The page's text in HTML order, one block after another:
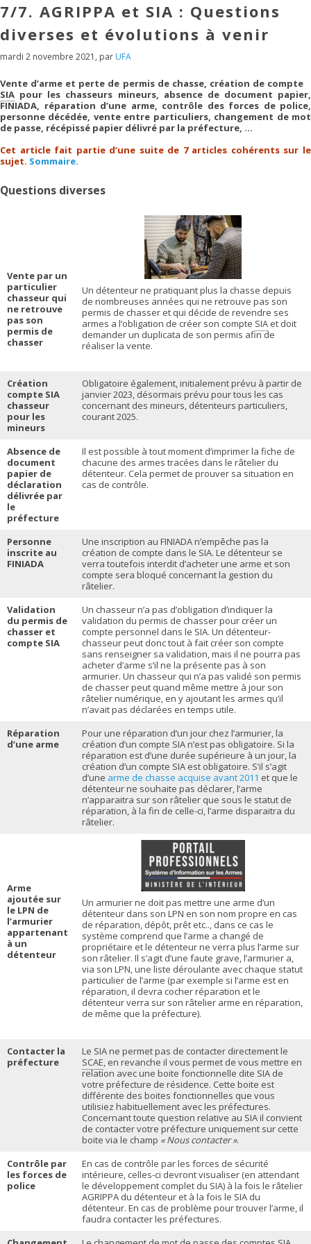
7/7. AGRIPPA et SIA : Questions
diverses et évolutions à venir
mardi 2 novembre 2021 , par UFA
Vente d’arme et perte de permis de chasse, création de compte
SIA pour les chasseurs mineurs, absence de document papier,
FINIADA, réparation d’une arme, contrôle des forces de police,
personne décédée, vente entre particuliers, changement de mot
de passe, récépissé papier délivré par la préfecture, …
Cet article fait partie d’une suite de 7 articles cohérents sur le
sujet. Sommaire.
Questions diverses
Vente par un
particulier
chasseur qui
ne retrouve
pas son
permis de
chasser
Un détenteur ne pratiquant plus la chasse depuis
de nombreuses années qui ne retrouve pas son
permis de chasser et qui décide de revendre ses
armes a l’obligation de créer son compte SIAet doit
demander un duplicata de son permis afin de
réaliser la vente.
Création
compte SIA
chasseur
pour les
mineurs
Obligatoire également, initialement prévu à partir de
janvier 2023, désormais prévu pour tous les cas
concernant des mineurs, détenteurs particuliers,
courant 2025.
Absence de
document
papier de
déclaration
délivrée par
le
préfecture
Il est possible à tout moment d’imprimer la fiche de
chacune des armes tracées dans le râtelier du
détenteur. Cela permet de prouver sa situation en
cas de contrôle.
Personne
inscrite au
FINIADA
Une inscription au FINIADA n’empêche pas la
création de compte dans le SIA. Le détenteur se
verra toutefois interdit d’acheter une arme et son
compte sera bloqué concernant la gestion du
râtelier.
Validation
du permis de
chasser et
compte SIA
Un chasseur n’a pas d’obligation d’indiquer la
validation du permis de chasser pour créer un
compte personnel dans le SIA. Un détenteur-
chasseur peut donc tout à fait créer son compte
sans renseigner sa validation, mais il ne pourra pas
acheter d’arme s’il ne la présente pas à son
armurier. Un chasseur qui n’a pas validé son permis
de chasser peut quand même mettre à jour son
râtelier numérique, en y ajoutant les armes qu’il
n’avait pas déclarées en temps utile.
Réparation
d’une arme
Pour une réparation d’un jour chez l’armurier, la
création d’un compte SIA n’est pas obligatoire. Si la
réparation est d’une durée supérieure à un jour, la
création d’un compte SIA est obligatoire. S’il s’agit
d’une arme de chasse acquise avant 2011 et que le
détenteur ne souhaite pas déclarer, l’arme
n’apparaitra sur son râtelier que sous le statut de
réparation, à la fin de celle-ci, l’arme disparaitra du
râtelier.
Arme
ajoutée sur
le LPN de
l’armurier
appartenant
à un
détenteur
Un armurier ne doit pas mettre une arme d’un
détenteur dans son LPN en son nom propre en cas
de réparation, dépôt, prêt etc.., dans ce cas le
système comprend que l’arme a changé de
propriétaire et le détenteur ne verra plus l’arme sur
son râtelier. Il s’agit d’une faute grave, l’armurier a,
via son LPN, une liste déroulante avec chaque statut
particulier de l’arme (par exemple si l’arme est en
réparation, il devra cocher réparation et le
détenteur verra sur son râtelier arme en réparation,
de même que la préfecture).
Contacter la
préfecture
Le SIA ne permet pas de contacter directement le
SCAE, en revanche il vous permet de vous mettre en
relation avec une boite fonctionnelle dite SIA de
votre préfecture de résidence. Cette boite est
différente des boites fonctionnelles que vous
utilisiez habituellement avec les préfectures.
Concernant toute question relative au SIA il convient
de contacter votre préfecture uniquement sur cette
boite via le champ « Nous contacter ».
Contrôle par
les forces de
police
En cas de contrôle par les forces de sécurité
intérieure, celles-ci devront visualiser (en attendant
le développement complet du SIA) à la fois le râtelier
AGRIPPA du détenteur et à la fois le SIA du
détenteur. En cas de problème pour trouver l’arme, il
faudra contacter les préfectures.